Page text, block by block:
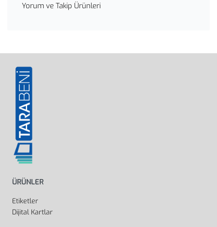
Yorum ve Takip Ürünleri
ÜRÜNLER
Etiketler
Dijital Kartlar